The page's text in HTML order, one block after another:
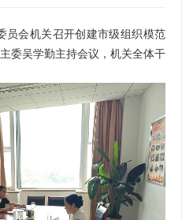
员会机关召开创建市级组织模范
委吴学勤主持会议，机关全体干